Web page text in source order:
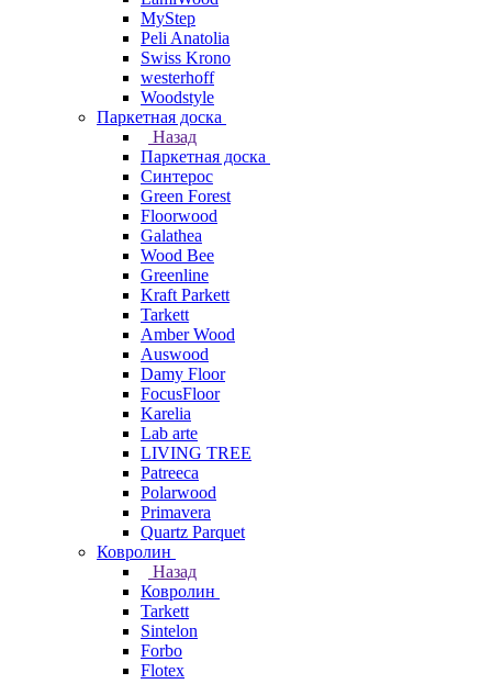
MyStep
Peli Anatolia
Swiss Krono
westerhoff
Woodstyle
Паркетная доска
Назад
Паркетная доска
Синтерос
Green Forest
Floorwood
Galathea
Wood Bee
Greenline
Kraft Parkett
Tarkett
Amber Wood
Auswood
Damy Floor
FocusFloor
Karelia
Lab arte
LIVING TREE
Patreeca
Polarwood
Primavera
Quartz Parquet
Ковролин
Назад
Ковролин
Tarkett
Sintelon
Forbo
Flotex